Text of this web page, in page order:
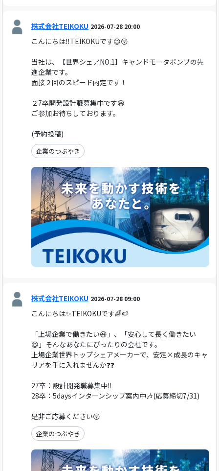
株式会社TEIKOKU 2026-07-28 20:00
こんにちは‼️TEIKOKUです😉😚
当社は、【世界シェアNO.1】キャンドモータポンプの先
進企業です。
面接２回のスピード内定です！
２7卒開発設計職募集中です😆
ご参加お待ちしております。
(予約投稿)
企業のつぶやき
株式会社TEIKOKU 2026-07-28 09:00
こんにちは✨TEIKOKUです🌈🍉
「上場企業で働きたい😆」、「安心して長く働きたい
😆」そんなあなたにぴったりの会社です。
上場企業世界トップシェアメーカーで、安定×成長のキャ
リアを手に入れませんか❓❓
27卒：設計開発職募集中‼️
28卒：5daysインターンシップ案内中🎶(応募締切7/31)
是非ご応募ください😚
企業のつぶやき